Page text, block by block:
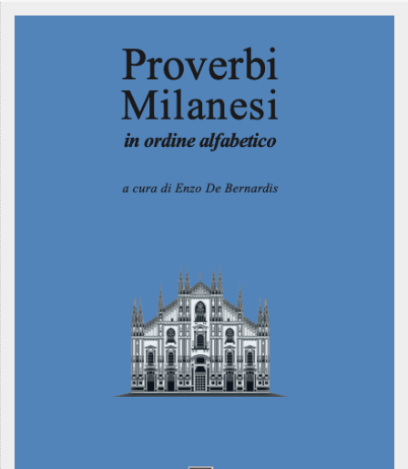
www.viveremilano.info
Fondato e diretto da Enzo De
Imbonati, 89 20159 Milano (Italia)